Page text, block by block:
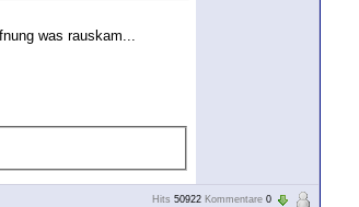
was rauskam...
Hits 50922 Kommentare 0